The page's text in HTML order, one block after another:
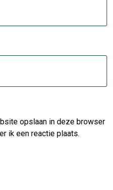
opslaan in deze browser
ik een reactie plaats.